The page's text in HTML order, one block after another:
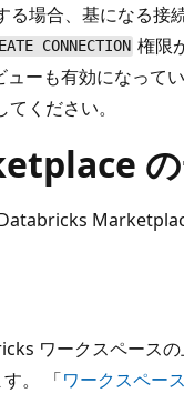
る場合、基になる
CONNECTION 権限
ューも有効になって
てください。
の
ワークスペース
。 「ワークスペー